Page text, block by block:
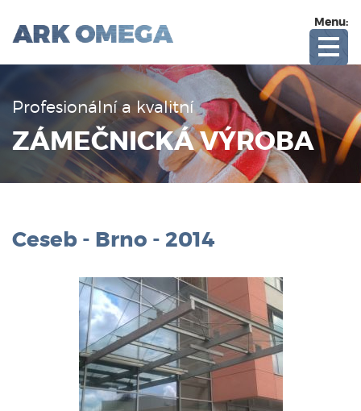
Menu:
Profesionální a kvalitní
ZÁMEČNICKÁ VÝROBA
Ceseb - Brno - 2014